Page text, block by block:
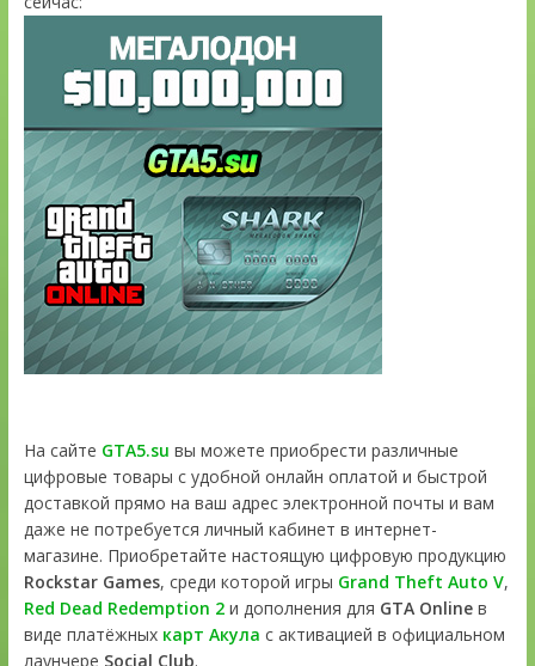
На сайте GTA5.su вы можете приобрести различные
цифровые товары с удобной онлайн оплатой и быстрой
доставкой прямо на ваш адрес электронной почты и вам
даже не потребуется личный кабинет в интернет-
магазине. Приобретайте настоящую цифровую продукцию
Rockstar Games, среди которой игры Grand Theft Auto V,
Red Dead Redemption 2и дополнения для GTA Onlineв
виде платёжных карт Акула с активацией в официальном
лаунчере Social Club.